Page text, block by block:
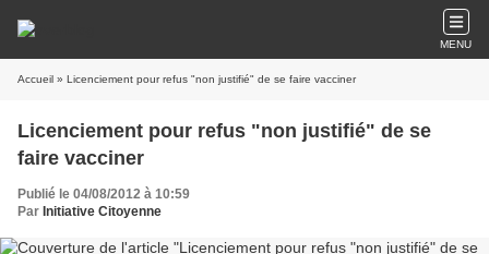
MENU
Accueil » Licenciement pour refus "non justifié" de se faire vacciner
Licenciement pour refus "non justifié" de se
faire vacciner
Publié le 04/08/2012 à 10:59
Par Initiative Citoyenne